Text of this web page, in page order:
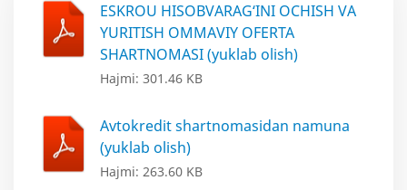
ESKROU HISOBVARAG‘INI OCHISH VA
YURITISH OMMAVIY OFERTA
SHARTNOMASI (yuklab olish)
Hajmi: 301.46 KB
Avtokredit shartnomasidan namuna
(yuklab olish)
Hajmi: 263.60 KB